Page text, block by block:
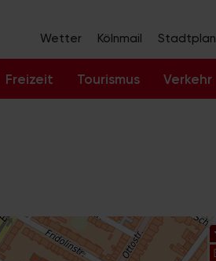
Wetter Kölnmail Stadtplan
Freizeit Tourismus Verkehr